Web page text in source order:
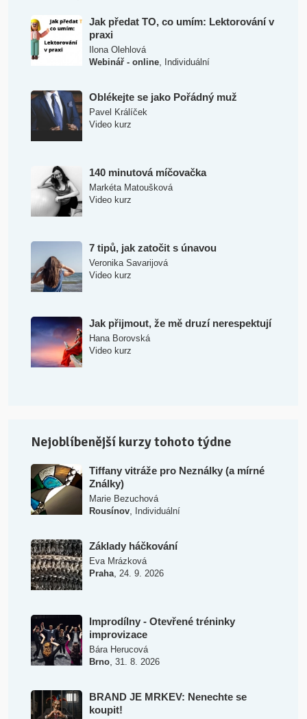
Jak předat TO, co umím: Lektorování v
praxi
Ilona Olehlová
Webinář - online, Individuální
Oblékejte se jako Pořádný muž
Pavel Králíček
Video kurz
140 minutová míčovačka
Markéta Matoušková
Video kurz
7 tipů, jak zatočit s únavou
Veronika Savarijová
Video kurz
Jak přijmout, že mě druzí nerespektují
Hana Borovská
Video kurz
Nejoblíbenější kurzy tohoto týdne
Tiffany vitráže pro Neználky (a mírné
Ználky)
Marie Bezuchová
Rousínov, Individuální
Základy háčkování
Eva Mrázková
Praha, 24. 9. 2026
Improdílny - Otevřené tréninky
improvizace
Bára Herucová
Brno, 31. 8. 2026
BRAND JE MRKEV: Nenechte se
koupit!